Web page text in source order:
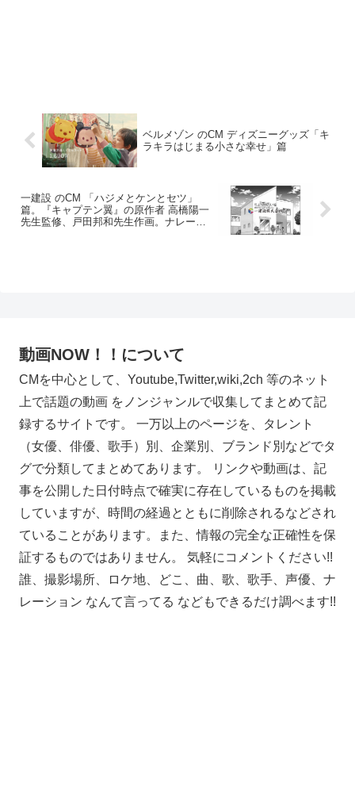
ベルメゾン のCM ディズニーグッズ「キ
ラキラはじまる小さな幸せ」篇
一建設 のCM 「ハジメとケンとセツ」
篇。『キャプテン翼』の原作者 高橋陽一
先生監修、戸田邦和先生作画。ナレーシ
動画NOW！！について
CMを中心として、Youtube,Twitter,wiki,2ch 等のネット
上で話題の動画 をノンジャンルで収集してまとめて記
録するサイトです。 一万以上のページを、タレント
（女優、俳優、歌手）別、企業別、ブランド別などでタ
グで分類してまとめてあります。 リンクや動画は、記
事を公開した日付時点で確実に存在しているものを掲載
していますが、時間の経過とともに削除されるなどされ
ていることがあります。また、情報の完全な正確性を保
証するものではありません。 気軽にコメントください!!
誰、撮影場所、ロケ地、どこ、曲、歌、歌手、声優、ナ
レーション なんて言ってる などもできるだけ調べます!!